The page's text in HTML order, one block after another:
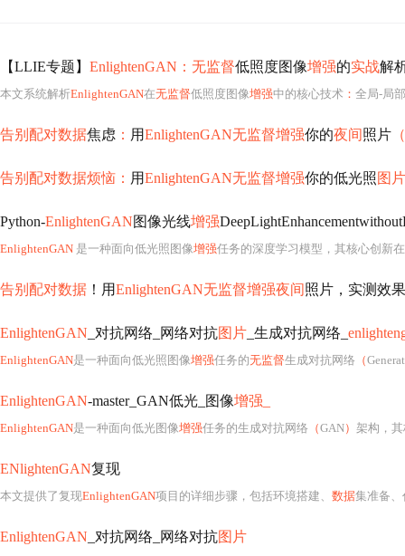
【LLIE专题】 EnlightenGAN：无监督低照度图像增强的实战解
本文系统解析EnlightenGAN在无监督低照度图像增强中的核心技术 ： 全局-局部双判别器
告别配对数据焦虑 ： 用EnlightenGAN无监督增强你的夜间照片
告别配对数据烦恼： 用EnlightenGAN无监督增强你的低光照图
Python-EnlightenGAN图像光线增强
EnlightenGAN 是一种面向低光照图像增强任务的深度学习模型，其核心创新
告别配对数据 ！用EnlightenGAN无监督增强夜间照片，实测效
EnlightenGAN _对抗网络_网络对抗图片 _生成对抗网络_
EnlightenGAN是一种面向低光照图像增强任务的无监督生成对抗网络 （
EnlightenGAN-master_GAN低光_图像增强_
EnlightenGAN是一种面向低光图像增强任务的生成对抗网络 （GAN） 架构，
ENlightenGAN复现
本文提供了复现EnlightenGAN项目的详细步骤，包括环境搭建、 数据集准备、代
EnlightenGAN _对抗网络_网络对抗图片